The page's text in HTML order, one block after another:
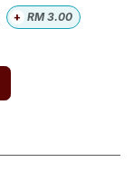
+ RM3.00